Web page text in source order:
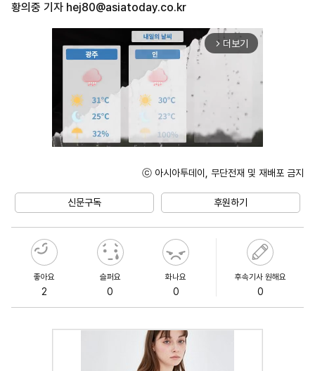
황의중 기자 hej80@asiatoday.co.kr
arrow_forward_ios 더보기
ⓒ 아시아투데이, 무단전재 및 재배포 금지
신문구독 후원하기
좋아요
2
슬퍼요
0
화나요
0
후속기사 원해요
0